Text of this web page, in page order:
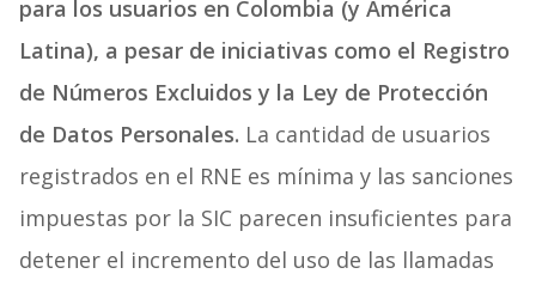
para los usuarios en Colombia (y América
Latina), a pesar de iniciativas como el Registro
de Números Excluidos y la Ley de Protección
de Datos Personales. La cantidad de usuarios
registrados en el RNE es mínima y las sanciones
impuestas por la SIC parecen insuficientes para
detener el incremento del uso de las llamadas